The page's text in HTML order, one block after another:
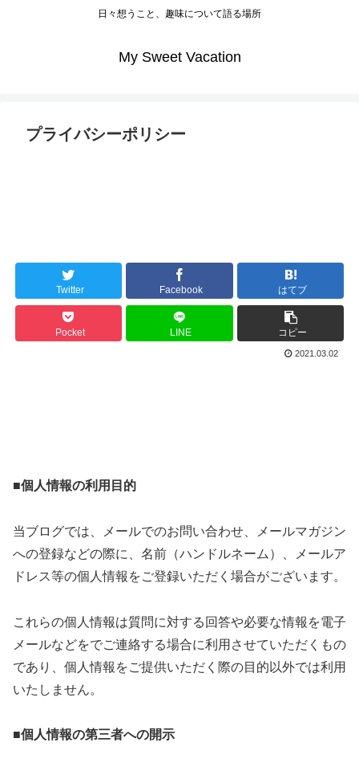
日々想うこと、趣味について語る場所
My Sweet Vacation
プライバシーポリシー
Twitter Facebook はてブ
Pocket LINE コピー
2021.03.02
■個人情報の利用目的
当ブログでは、メールでのお問い合わせ、メールマガジン
への登録などの際に、名前（ハンドルネーム）、メールア
ドレス等の個人情報をご登録いただく場合がございます。
これらの個人情報は質問に対する回答や必要な情報を電子
メールなどをでご連絡する場合に利用させていただくもの
であり、個人情報をご提供いただく際の目的以外では利用
いたしません。
■個人情報の第三者への開示